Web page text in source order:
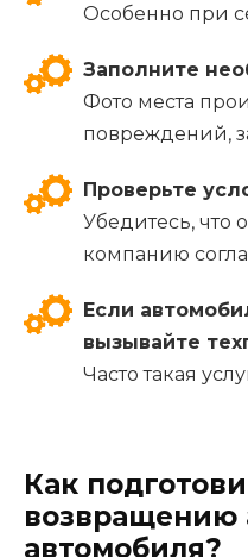
Особенно при
Заполните
Фото места
повреждений,
Проверьте
Убедитесь, что
компанию
Если
вызывайте
Часто такая
Как
возвращению
автомобиля?